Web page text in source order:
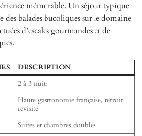
mémorable. Un séjour typique
des balades bucoliques sur le domaine
d’escales gourmandes et de
DESCRIPTION
2 à 3 nuits
Haute gastronomie française, terroir
revisité
Suites et chambres doubles